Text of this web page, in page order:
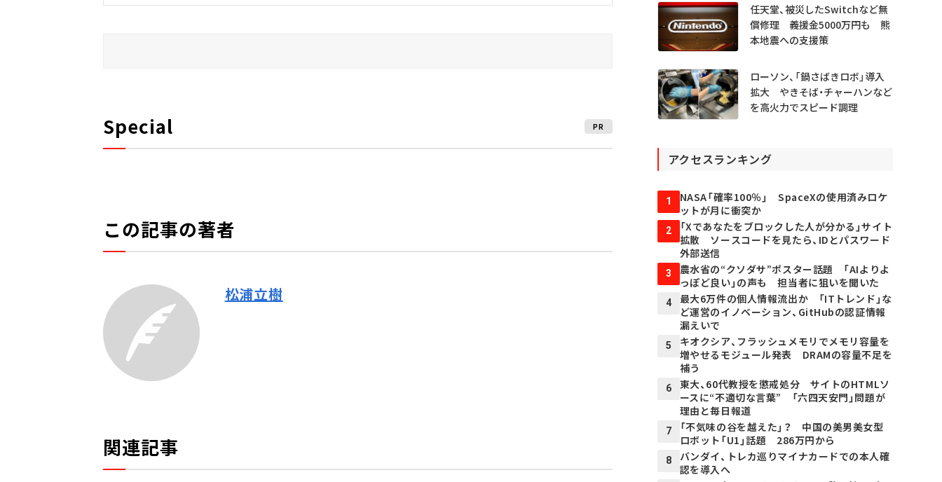
Special PR
この記事の著者
松浦立樹
関連記事
を分析
任天堂、被災したSwitchなど無
償修理 義援金5000万円も 熊
本地震への支援策
ローソン、「鍋さばきロボ」導入
拡大 やきそば・チャーハンなど
を高火力でスピード調理
アクセスランキング
1
NASA「確率100％」 SpaceXの使用済みロケ
ットが月に衝突か
2
「Xであなたをブロックした人が分かる」サイト
拡散 ソースコードを見たら、IDとパスワード
外部送信
3
農水省の“クソダサ”ポスター話題 「AIよりよ
っぽど良い」の声も 担当者に狙いを聞いた
4
最大6万件の個人情報流出か 「ITトレンド」な
ど運営のイノベーション、GitHubの認証情報
漏えいで
5
キオクシア、フラッシュメモリでメモリ容量を
増やせるモジュール発表 DRAMの容量不足を
補う
6
東大、60代教授を懲戒処分 サイトのHTMLソ
ースに“不適切な言葉” 「六四天安門」問題が
理由と毎日報道
7
「不気味の谷を越えた」？ 中国の美男美女型
ロボット「U1」話題 286万円から
8
バンダイ、トレカ巡りマイナカードでの本人確
認を導入へ